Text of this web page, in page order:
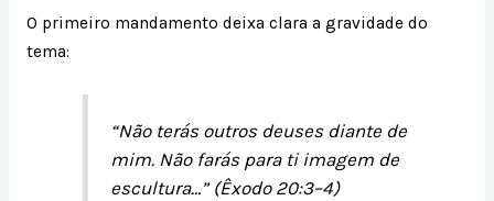
O primeiro mandamento deixa clara a gravidade do
tema:
“Não terás outros deuses diante de
mim. Não farás para ti imagem de
escultura…” (Êxodo 20:3–4)